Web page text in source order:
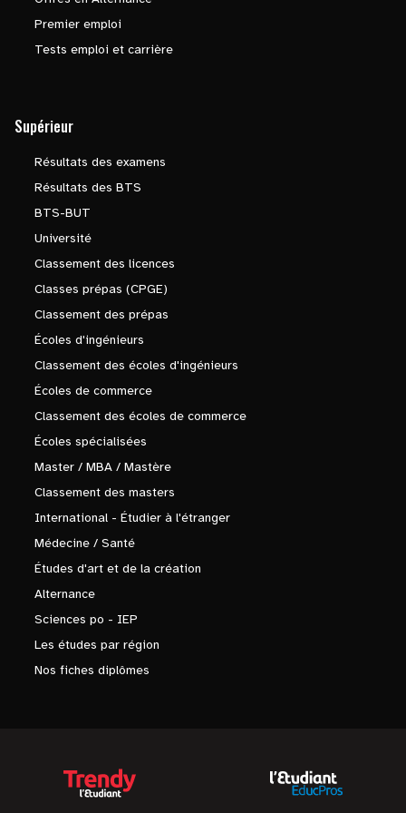
Premier emploi
Tests emploi et carrière
Supérieur
Résultats des examens
Résultats des BTS
BTS-BUT
Université
Classement des licences
Classes prépas (CPGE)
Classement des prépas
Écoles d'ingénieurs
Classement des écoles d'ingénieurs
Écoles de commerce
Classement des écoles de commerce
Écoles spécialisées
Master / MBA / Mastère
Classement des masters
International - Étudier à l'étranger
Médecine / Santé
Études d'art et de la création
Alternance
Sciences po - IEP
Les études par région
Nos fiches diplômes